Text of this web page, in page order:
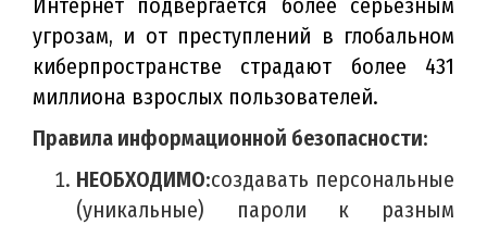
Интернет подвергается более серьезным
угрозам, и от преступлений в глобальном
киберпространстве страдают более 431
миллиона взрослых пользователей.
Правила информационной безопасности:
НЕОБХОДИМО:создавать персональные
(уникальные) пароли к разным